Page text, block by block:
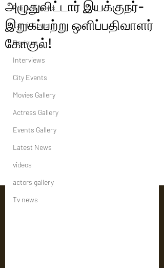
Political News
Tamil News
Reviews
Interviews
City Events
Movies Gallery
Actress Gallery
Events Gallery
Latest News
videos
actors gallery
Tv news
அழுதுவிட்டார் இயக்குநர்-
இறுகப்பற்று ஒளிப்பதிவாளர்
கோகுல்!